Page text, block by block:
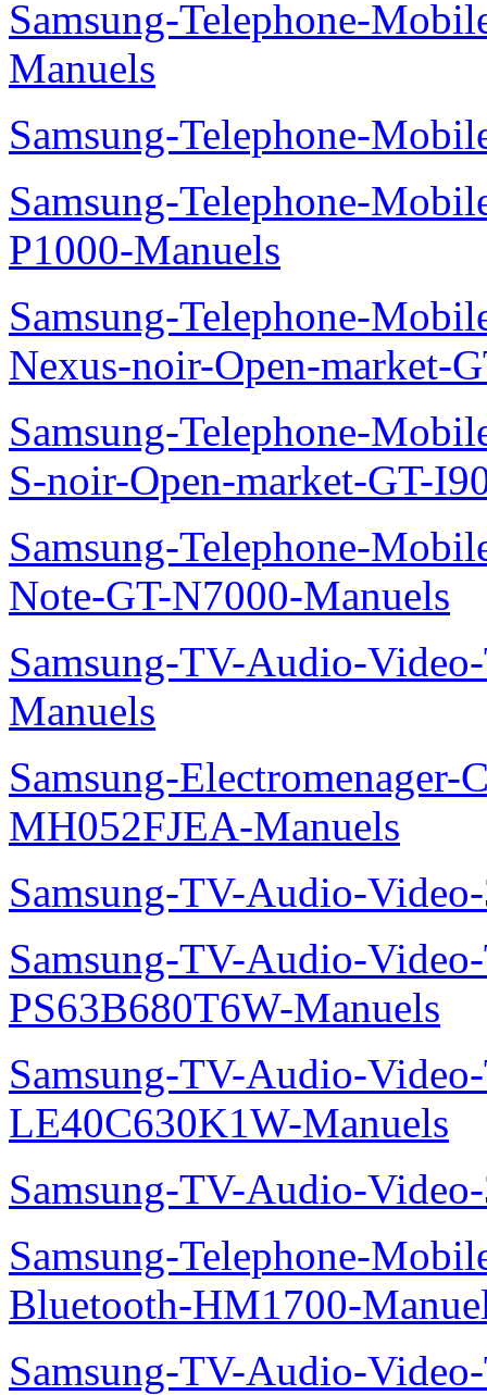
Samsung-Telephone-
Manuels
Samsung-Telephone-
Samsung-Telephone-
P1000-Manuels
Samsung-Telephone-
Nexus-noir-Open-market-
Samsung-Telephone-
S-noir-Open-market-GT-
Samsung-Telephone-
Note-GT-N7000-Manuels
Samsung-TV-Audio-
Manuels
Samsung-Electromenager-
MH052FJEA-Manuels
Samsung-TV-Audio-
Samsung-TV-Audio-
PS63B680T6W-Manuels
Samsung-TV-Audio-
LE40C630K1W-Manuels
Samsung-TV-Audio-
Samsung-Telephone-
Bluetooth-HM1700-
Samsung-TV-Audio-